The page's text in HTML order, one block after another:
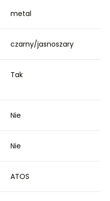
metal
czarny/jasnoszary
Tak
Nie
Nie
ATOS